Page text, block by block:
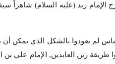
الإمام زيد (عليه السلام) شاهراً
لم يعودوا بالشكل الذي يمكن أن
طريقة زين العابدين, الإمام علي